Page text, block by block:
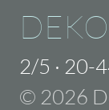
2/5 · 20-
© 2026